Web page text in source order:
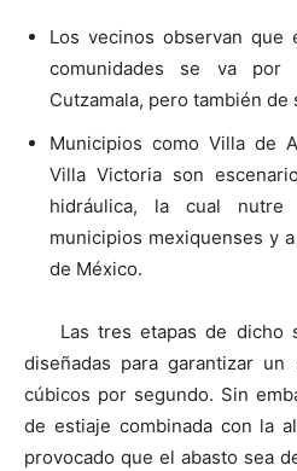
Los vecinos observan que
comunidades se va
Cutzamala, pero también
Municipios como Villa de
Villa Victoria son
hidráulica, la cual
municipios mexiquenses y
de México.
Las tres etapas de dicho
diseñadas para garantizar
cúbicos por segundo. Sin
de estiaje combinada con la
provocado que el abasto sea